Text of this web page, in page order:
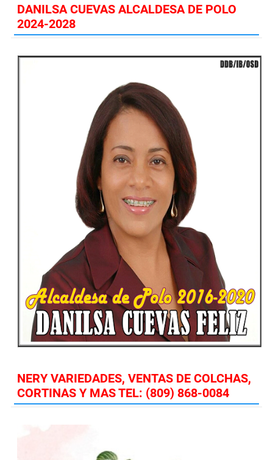
DANILSA CUEVAS ALCALDESA DE POLO
2024-2028
NERY VARIEDADES, VENTAS DE COLCHAS,
CORTINAS Y MAS TEL: (809) 868-0084